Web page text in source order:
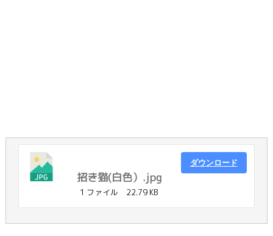
招き猫(白色）.jpg
1 ファイル 22.79 KB
ダウンロード